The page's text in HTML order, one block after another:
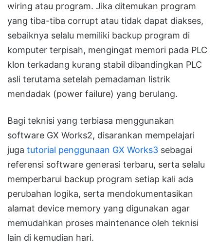
wiring atau program. Jika ditemukan program
yang tiba-tiba corrupt atau tidak dapat diakses,
sebaiknya selalu memiliki backup program di
komputer terpisah, mengingat memori pada PLC
klon terkadang kurang stabil dibandingkan PLC
asli terutama setelah pemadaman listrik
mendadak (power failure) yang berulang.
Bagi teknisi yang terbiasa menggunakan
software GX Works2, disarankan mempelajari
juga tutorial penggunaan GX Works3 sebagai
referensi software generasi terbaru, serta selalu
memperbarui backup program setiap kali ada
perubahan logika, serta mendokumentasikan
alamat device memory yang digunakan agar
memudahkan proses maintenance oleh teknisi
lain di kemudian hari.